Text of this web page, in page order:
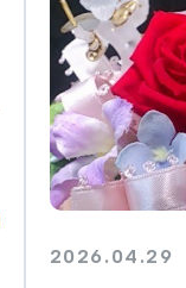
2026.04.29